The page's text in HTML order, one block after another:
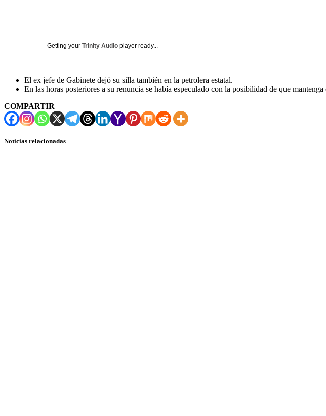
Getting your Trinity Audio player ready...
El ex jefe de Gabinete dejó su silla también en la petrolera estatal.
En las horas posteriores a su renuncia se había especulado con la posibilidad de que
COMPARTIR
Noticias relacionadas